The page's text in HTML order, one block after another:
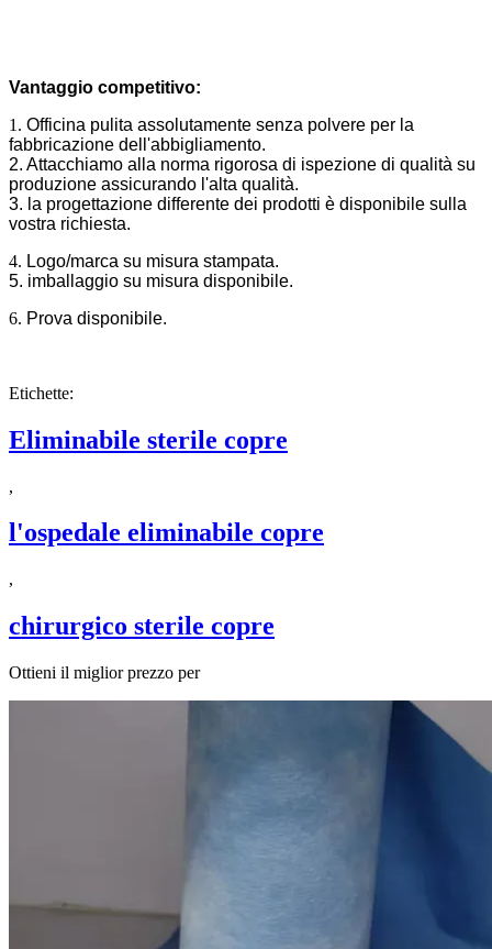
Vantaggio competitivo:
1. Officina pulita assolutamente senza polvere per la
fabbricazione dell'abbigliamento.
2. Attacchiamo alla norma rigorosa di ispezione di qualità su
produzione assicurando l'alta qualità.
3. la progettazione differente dei prodotti è disponibile sulla
vostra richiesta.
4. Logo/marca su misura stampata.
5. imballaggio su misura disponibile.
6. Prova disponibile.
Etichette:
Eliminabile sterile copre
,
l'ospedale eliminabile copre
,
chirurgico sterile copre
Ottieni il miglior prezzo per